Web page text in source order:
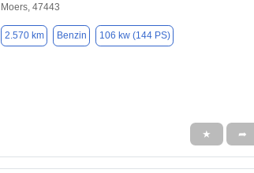
Moers, 47443
2.570 km Benzin 106 kw (144 PS)
★ ➦